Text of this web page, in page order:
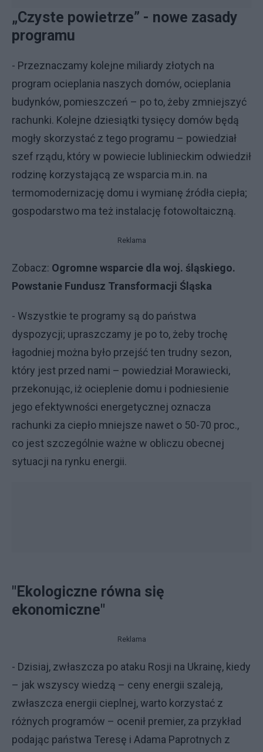
„Czyste powietrze” - nowe zasady
programu
- Przeznaczamy kolejne miliardy złotych na
program ocieplania naszych domów, ocieplania
budynków, pomieszczeń – po to, żeby zmniejszyć
rachunki. Kolejne dziesiątki tysięcy domów będą
mogły skorzystać z tego programu – powiedział
szef rządu, który w powiecie lublinieckim odwiedził
rodzinę korzystającą ze wsparcia m.in. na
termomodernizację domu i wymianę źródła ciepła;
gospodarstwo ma też instalację fotowoltaiczną.
Reklama
Zobacz: Ogromne wsparcie dla woj. śląskiego.
Powstanie Fundusz Transformacji Śląska
- Wszystkie te programy są do państwa
dyspozycji; upraszczamy je po to, żeby trochę
łagodniej można było przejść ten trudny sezon,
który jest przed nami – powiedział Morawiecki,
przekonując, iż ocieplenie domu i podniesienie
jego efektywności energetycznej oznacza
rachunki za ciepło mniejsze nawet o 50-70 proc.,
co jest szczególnie ważne w obliczu obecnej
sytuacji na rynku energii.
"Ekologiczne równa się
ekonomiczne"
Reklama
- Dzisiaj, zwłaszcza po ataku Rosji na Ukrainę, kiedy
– jak wszyscy wiedzą – ceny energii szaleją,
zwłaszcza energii cieplnej, warto korzystać z
różnych programów – ocenił premier, za przykład
podając państwa Teresę i Adama Paprotnych z